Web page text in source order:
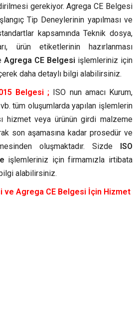
gerekiyor. Agrega CE Belgesi
Tip Deneylerinin yapılması ve
kapsamında Teknik dosya,
ürün etiketlerinin hazırlanması
Agrega CE Belgesi işlemleriniz için
daha detaylı bilgi alabilirsiniz.
Belgesi ; ISO nun amacı Kurum,
tüm oluşumlarda yapılan işlemlerin
hizmet veya ürünün girdi malzeme
son aşamasına kadar prosedür ve
oluşmaktadır. Sizde
ISO
işlemleriniz için firmamızla irtibata
alabilirsiniz.
ve Agrega CE Belgesi İçin Hizmet